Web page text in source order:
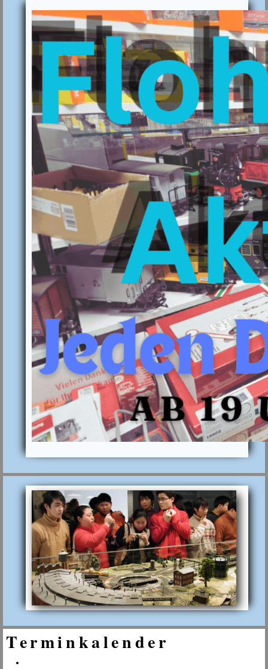
Terminkalender